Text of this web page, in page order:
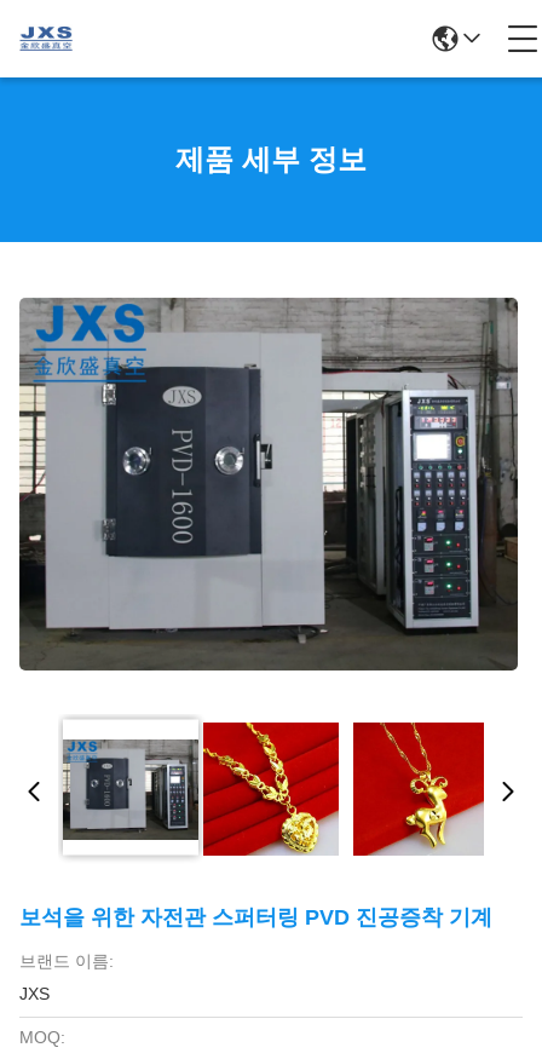
제품 세부 정보
보석을 위한 자전관 스퍼터링 PVD 진공증착 기계
브랜드 이름:
JXS
MOQ: